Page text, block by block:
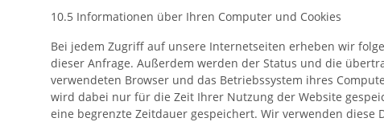
10.5 Informationen über Ihren Computer und Cookies
Bei jedem Zugriff auf unsere Internetseiten erheben wir
dieser Anfrage. Außerdem werden der Status und die
verwendeten Browser und das Betriebssystem ihres
wird dabei nur für die Zeit Ihrer Nutzung der Website
eine begrenzte Zeitdauer gespeichert. Wir verwenden